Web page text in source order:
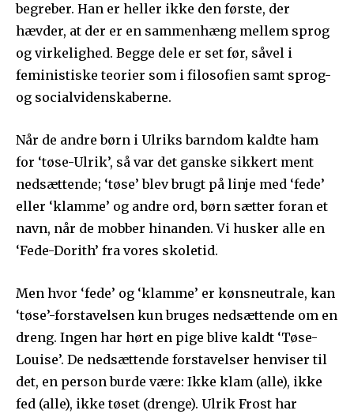
begreber. Han er heller ikke den første, der
hævder, at der er en sammenhæng mellem sprog
og virkelighed. Begge dele er set før, såvel i
feministiske teorier som i filosofien samt sprog-
og socialvidenskaberne.
Når de andre børn i Ulriks barndom kaldte ham
for ‘tøse-Ulrik’, så var det ganske sikkert ment
nedsættende; ‘tøse’ blev brugt på linje med ‘fede’
eller ‘klamme’ og andre ord, børn sætter foran et
navn, når de mobber hinanden. Vi husker alle en
‘Fede-Dorith’ fra vores skoletid.
Men hvor ‘fede’ og ‘klamme’ er kønsneutrale, kan
‘tøse’-forstavelsen kun bruges nedsættende om en
dreng. Ingen har hørt en pige blive kaldt ‘Tøse-
Louise’. De nedsættende forstavelser henviser til
det, en person burde være: Ikke klam (alle), ikke
fed (alle), ikke tøset (drenge). Ulrik Frost har